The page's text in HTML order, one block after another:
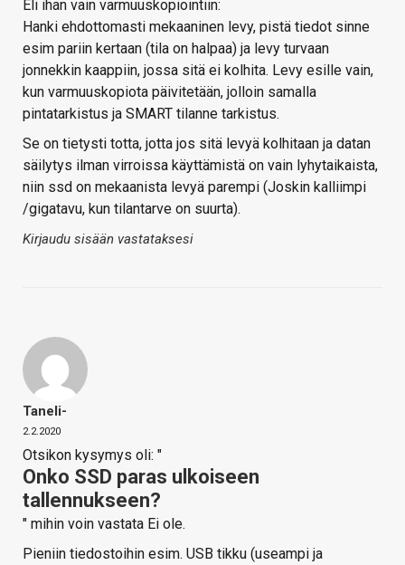
Eli ihan vain varmuuskopiointiin:
Hanki ehdottomasti mekaaninen levy, pistä tiedot sinne
esim pariin kertaan (tila on halpaa) ja levy turvaan
jonnekkin kaappiin, jossa sitä ei kolhita. Levy esille vain,
kun varmuuskopiota päivitetään, jolloin samalla
pintatarkistus ja SMART tilanne tarkistus.
Se on tietysti totta, jotta jos sitä levyä kolhitaan ja datan
säilytys ilman virroissa käyttämistä on vain lyhytaikaista,
niin ssd on mekaanista levyä parempi (Joskin kalliimpi
/gigatavu, kun tilantarve on suurta).
Kirjaudu sisään vastataksesi
Taneli-
2.2.2020
Otsikon kysymys oli: "
Onko SSD paras ulkoiseen
tallennukseen?
" mihin voin vastata Ei ole.
Pieniin tiedostoihin esim. USB tikku (useampi ja